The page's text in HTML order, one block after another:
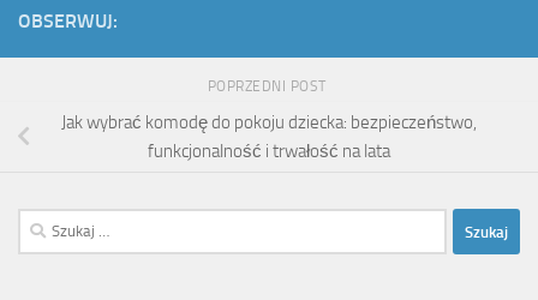
OBSERWUJ:
POPRZEDNI POST
Jak wybrać komodę do pokoju dziecka: bezpieczeństwo,
funkcjonalność i trwałość na lata
Szukaj: